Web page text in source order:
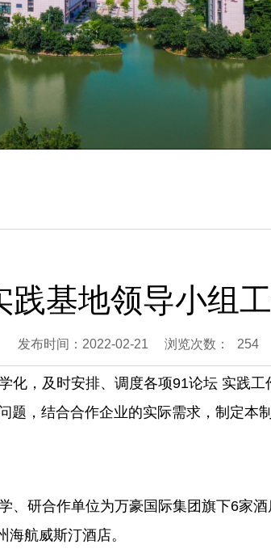
践基地领导小组
发布时间：2022-02-21 浏览次数： 254
化，及时安排、调度各项91论坛 实践
，结合合作企业的实际需求，制定本制
研合作单位为万豪国际集团旗下6家酒
航威斯汀酒店。